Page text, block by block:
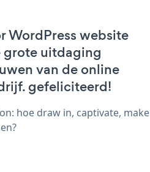
WordPress website
grote uitdaging
van de online
gefeliciteerd!
hoe draw in, captivate, make